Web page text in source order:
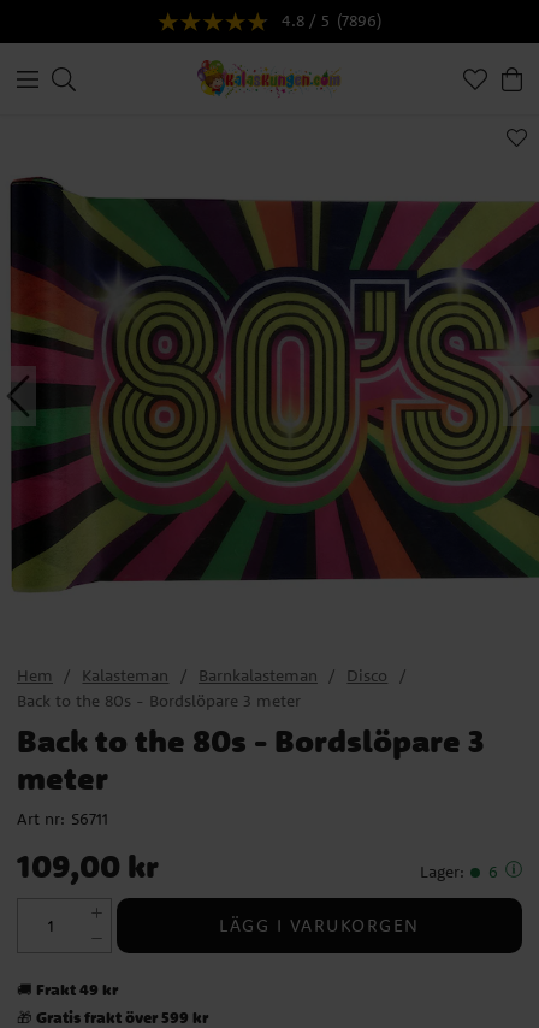
4.8 / 5 (7896)
Hem Kalasteman Barnkalasteman
Disco
Back to the 80s - Bordslöpare 3 meter
Back to the 80s - Bordslöpare 3
meter
Art nr: S6711
Pris:109,00 kr
109,00 kr Lager: 6
LÄGG I VARUKORGEN
🚚 Frakt 49 kr
🎁 Gratis frakt över 599 kr